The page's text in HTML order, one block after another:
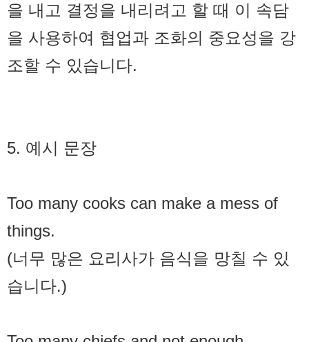
을 내고 결정을 내리려고 할 때 이 속담
을 사용하여 협업과 조화의 중요성을 강
조할 수 있습니다.
5. 예시 문장
Too many cooks can make a mess of
things.
(너무 많은 요리사가 음식을 망칠 수 있
습니다.)